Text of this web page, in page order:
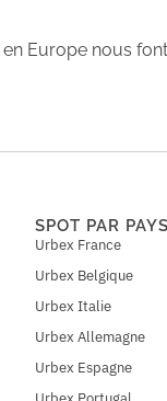
en Europe nous
SPOT PAR PAYS
Urbex France
Urbex Belgique
Urbex Italie
Urbex Allemagne
Urbex Espagne